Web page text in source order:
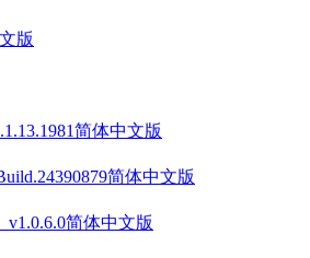
版
简体中文版
简体中文版
v1.0.6.0简体中文版